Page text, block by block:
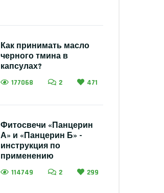
Как принимать масло
черного тмина в
капсулах?
177068 2 471
Фитосвечи «Панцерин
А» и «Панцерин Б» -
инструкция по
применению
114749 2 299